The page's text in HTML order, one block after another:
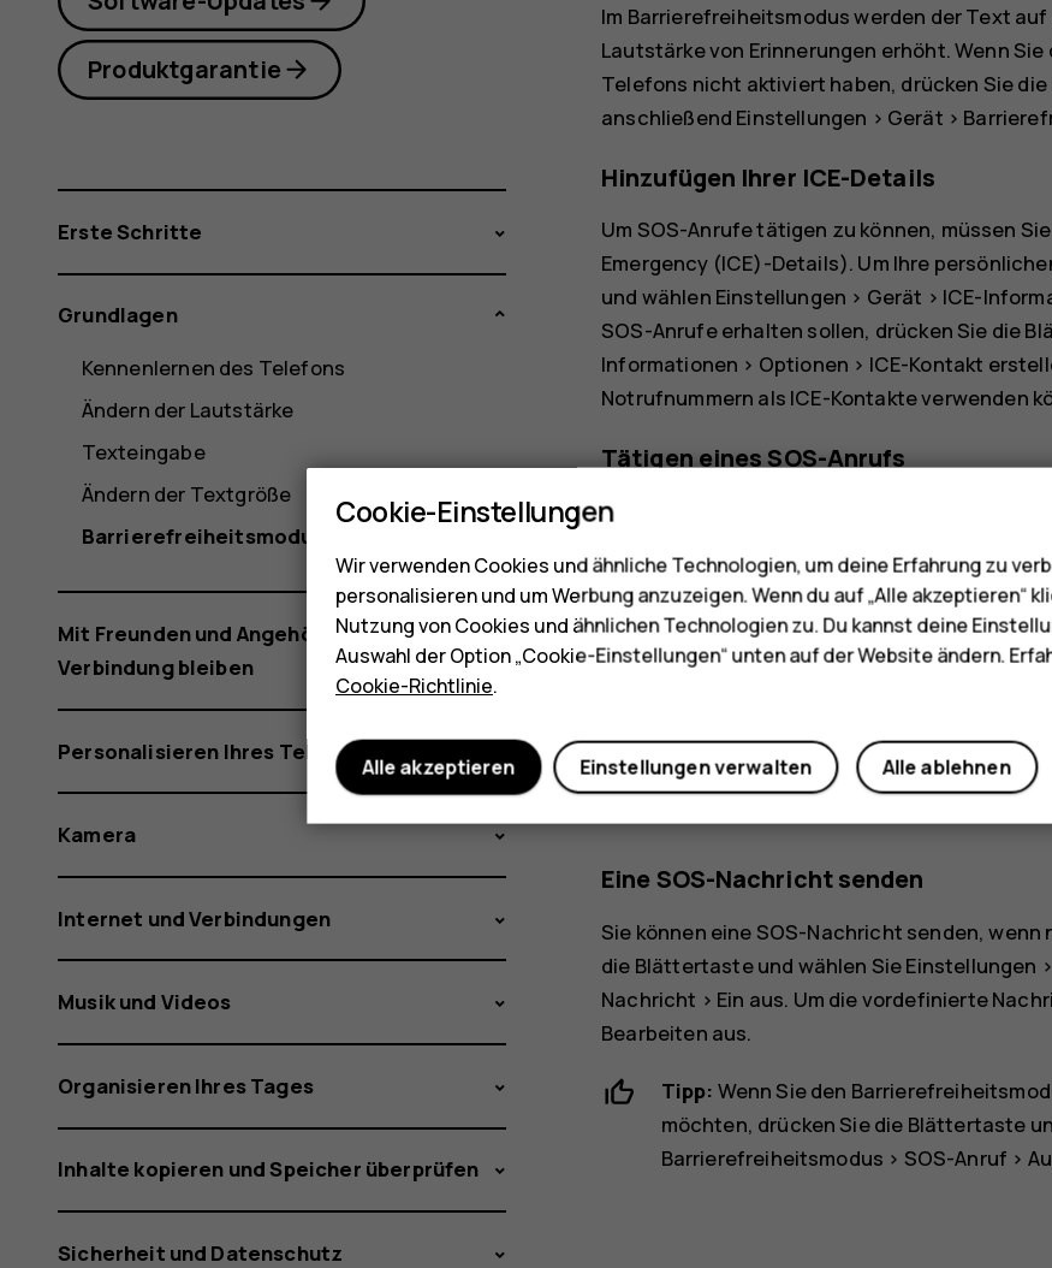
Im Barrierefreiheitsmodus werden der Text
Lautstärke von Erinnerungen erhöht. Wenn
Telefons nicht aktiviert haben, drücken Sie
anschließend Einstellungen > Gerät >
Hinzufügen Ihrer ICE-Details
Um SOS-Anrufe tätigen zu können, müssen
Emergency (ICE)-Details). Um Ihre
und wählen Einstellungen > Gerät > ICE-
SOS-Anrufe erhalten sollen, drücken Sie die
Informationen > Optionen > ICE-Kontakt
Notrufnummern als ICE-Kontakte verwenden
Tätigen eines SOS-Anrufs
Wenn Sie den Barrierefreiheitsmodus
SOS-Anrufe tätigen. Um den Anruf zu
gedrückt oder drücken die Taste für SOS-
Ihren ersten ICE-Kontakt an. Wenn der
Telefon den nächsten Kontakt an. Dies wird
Hinweis: Wenn der SOS-Anruf
Freisprechmodus. Halten Sie das
kann.
Eine SOS-Nachricht senden
Sie können eine SOS-Nachricht senden,
die Blättertaste und wählen SieEinstellungen >
Nachricht > Ein aus. Um die vordefinierte
Bearbeiten aus.
Tipp: Wenn Sie den
möchten, drücken Sie die Blättertaste
Barrierefreiheitsmodus > SOS-Anruf >
Produktgarantie
Erste Schritte
Grundlagen
Kennenlernen des Telefons
Ändern der Lautstärke
Texteingabe
Ändern der Textgröße
Barrierefreiheitsmodus
Mit Freunden und Angehörigen in
Verbindung bleiben
Personalisieren Ihres Telefons
Kamera
Internet und Verbindungen
Musik und Videos
Organisieren Ihres Tages
Inhalte kopieren und Speicher überprüfen
Sicherheit und Datenschutz
Cookie-Einstellungen
Wir verwenden Cookies und ähnliche Technologien, um deine Erfahrung zu
personalisieren und um Werbung anzuzeigen. Wenn du auf „Alle akzeptieren“
Nutzung von Cookies und ähnlichen Technologien zu. Du kannst deine
Auswahl der Option „Cookie-Einstellungen“ unten auf der Website ändern.
Cookie-Richtlinie.
Alle ablehnen
Einstellungen verwalten
Alle akzeptieren